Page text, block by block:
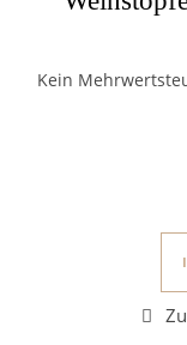
Kein